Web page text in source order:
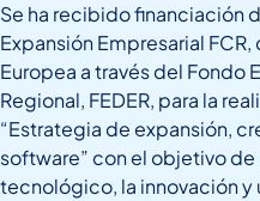
Se ha recibido financiación
Expansión Empresarial
Europea a través del Fondo
Regional, FEDER, para la
“Estrategia de expansión,
software” con el objetivo
tecnológico, la innovación